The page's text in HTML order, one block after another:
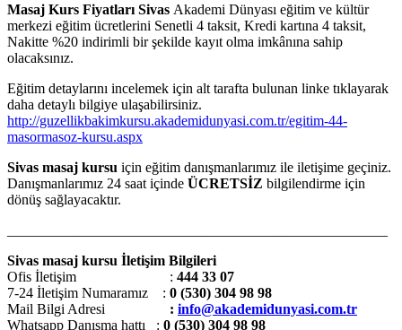
Masaj Kurs Fiyatları Sivas Akademi Dünyası eğitim ve kültür
merkezi eğitim ücretlerini Senetli 4 taksit, Kredi kartına 4 taksit,
Nakitte %20 indirimli bir şekilde kayıt olma imkânına sahip
olacaksınız.
Eğitim detaylarını incelemek için alt tarafta bulunan linke tıklayarak
daha detaylı bilgiye ulaşabilirsiniz.
http://guzellikbakimkursu.akademidunyasi.com.tr/egitim-44-
masormasoz-kursu.aspx
Sivas masaj kursu için eğitim danışmanlarımız ile iletişime geçiniz.
Danışmanlarımız 24 saat içinde ÜCRETSİZ bilgilendirme için
dönüş sağlayacaktır.
Sivas masaj kursu İletişim Bilgileri
Ofis İletişim : 444 33 07
7-24 İletişim Numaramız : 0 (530) 304 98 98
Mail Bilgi Adresi
: info@akademidunyasi.com.tr
Whatsapp Danışma hattı
: 0 (530) 304 98 98